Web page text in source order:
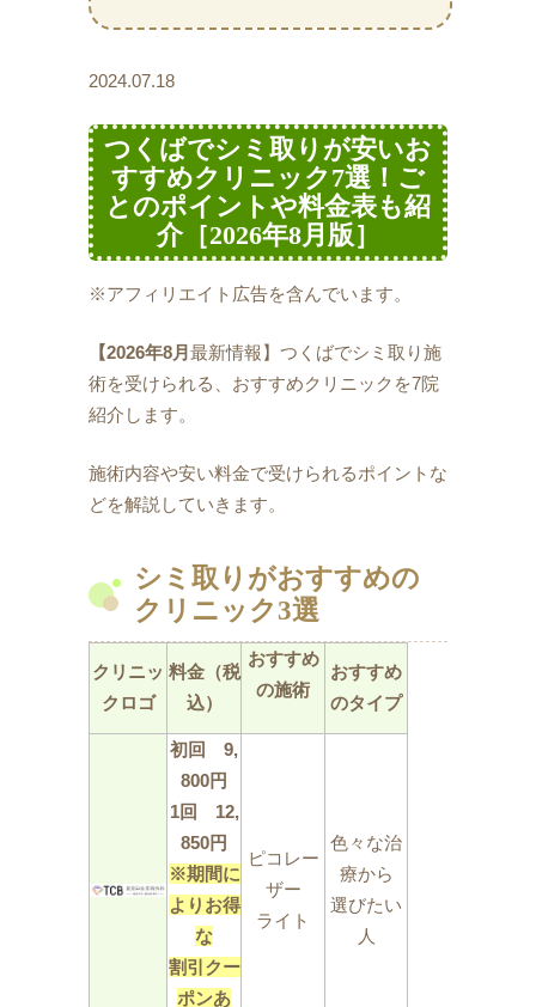
2024.07.18
つくばでシミ取りが安いお
すすめクリニック7選！ご
とのポイントや料金表も紹
介［2026年8月版］
※アフィリエイト広告を含んでいます。
【2026年8月 最新情報】つくばでシミ取り施
術を受けられる、おすすめクリニックを7院
紹介します。
施術内容や安い料金で受けられるポイントな
どを解説していきます。
シミ取りがおすすめの
クリニック3選
クリニッ
クロゴ
料金（税
込）
おすすめ
の施術
おすすめ
のタイプ
初回 9,
800円
1回 12,
850円
※期間に
よりお得
な
割引クー
ポンあ
ピコレー
ザー
ライト
色々な治
療から
選びたい
人